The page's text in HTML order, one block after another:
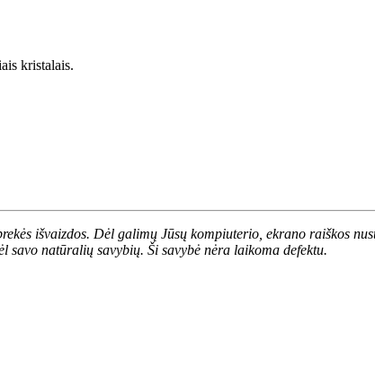
kristalais.
išvaizdos. Dėl galimų Jūsų kompiuterio, ekrano raiškos
natūralių savybių. Ši savybė nėra laikoma defektu.